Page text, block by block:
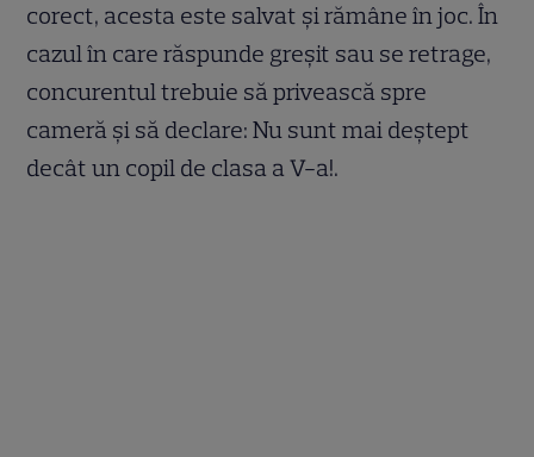
corect, acesta este salvat și rămâne în joc. În
cazul în care răspunde greșit sau se retrage,
concurentul trebuie să privească spre
cameră și să declare: Nu sunt mai deștept
decât un copil de clasa a V-a!.